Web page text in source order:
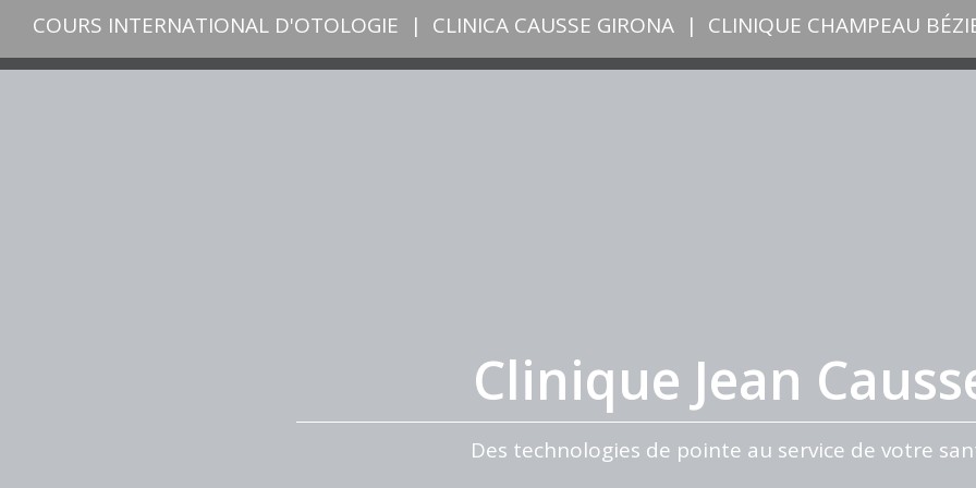
COURS INTERNATIONAL D'OTOLOGIE | CLINICA CAUSSE GIRONA | CLINIQUE CHAMPEAU
Clinique Jean
Des technologies de pointe au service de votre